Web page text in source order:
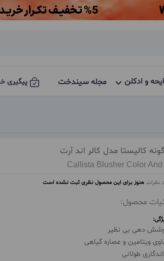
و ادکلن مجله سیندخت پیگیری
کالیستا مدل کالر اند آرت
Callista Blusher Color And
نظرات هنوز برای این محصول نظری ثبت نشده است
محصول:
دهی بی نظیر
ویتامین و عصاره گیاهی
طولانی